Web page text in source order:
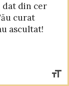
dat din cer
curat